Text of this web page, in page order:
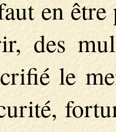
en
des
le